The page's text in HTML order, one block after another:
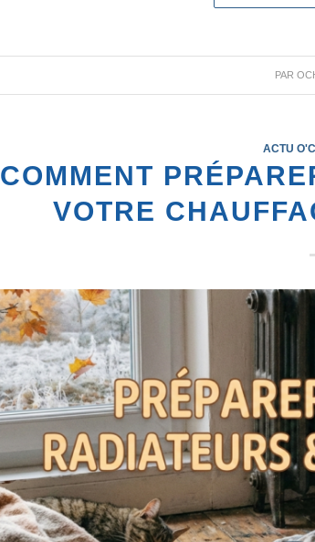
PAR
ACTU
COMMENT
VOTRE